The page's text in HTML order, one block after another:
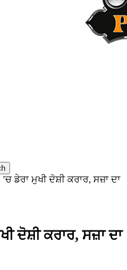
ਡੇਰਾ ਮੁਖੀ ਦੋਸ਼ੀ ਕਰਾਰ, ਸਜ਼ਾ ਦਾ
ਦੋਸ਼ੀ ਕਰਾਰ, ਸਜ਼ਾ ਦਾ